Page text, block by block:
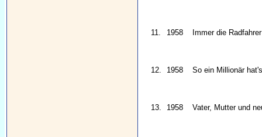
11. 1958 Immer die Radfahrer
12. 1958 So ein Millionär
13. 1958 Vater, Mutter und